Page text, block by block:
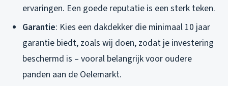
ervaringen. Een goede reputatie is een sterk teken.
Garantie: Kies een dakdekker die minimaal 10 jaar
garantie biedt, zoals wij doen, zodat je investering
beschermd is – vooral belangrijk voor oudere
panden aan de Oelemarkt.